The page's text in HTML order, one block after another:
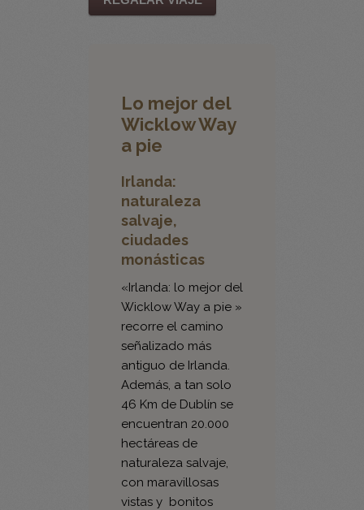
a pie
Irlanda:
salvaje,
ciudades
monásticas
«Irlanda: lo mejor del
Wicklow Way a pie »
recorre el camino
señalizado más
antiguo de Irlanda.
Además, a tan solo
46 Km de Dublín se
encuentran 20.000
hectáreas de
naturaleza salvaje,
con maravillosas
vistas y bonitos
caminos. También
vas a encontrar la